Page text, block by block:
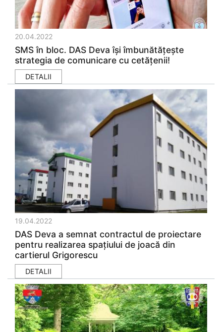
20.04.2022
SMS în bloc. DAS Deva își îmbunătățește
strategia de comunicare cu cetățenii!
DETALII
19.04.2022
DAS Deva a semnat contractul de proiectare
pentru realizarea spațiului de joacă din
cartierul Grigorescu
DETALII